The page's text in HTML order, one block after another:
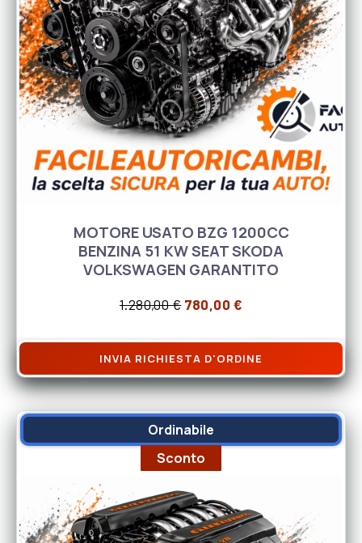
MOTORE USATO BZG 1200CC
BENZINA 51 KW SEAT SKODA
VOLKSWAGEN GARANTITO
1.280,00€ Il prezzo originale era:
780,00 €
INVIA RICHIESTA D'ORDINE
Ordinabile
Sconto